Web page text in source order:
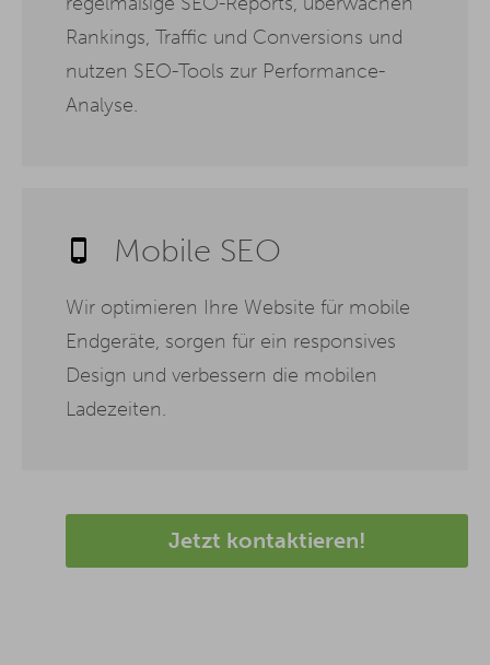
Rankings, Traffic und Conversions und
nutzen SEO-Tools zur Performance-
Analyse.
Mobile SEO
Wir optimieren Ihre Website für mobile
Endgeräte, sorgen für ein responsives
Design und verbessern die mobilen
Ladezeiten.
Jetzt kontaktieren!